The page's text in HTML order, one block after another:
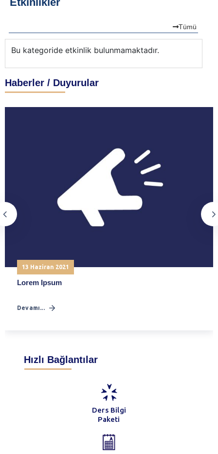
Tümü
Bu kategoride etkinlik bulunmamaktadır.
Haberler / Duyurular
13 Haziran 2021
Lorem Ipsum
Devamı...
Hızlı Bağlantılar
Ders Bilgi
Paketi